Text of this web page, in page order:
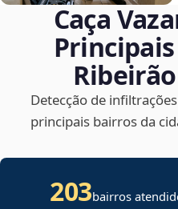
Caça
Ribeirão
Detecção de
principais bairros da
203bairros